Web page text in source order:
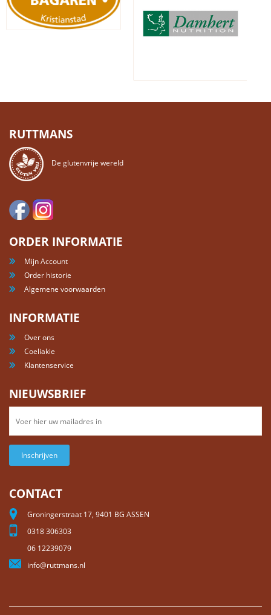
RUTTMANS
De glutenvrije wereld
ORDER INFORMATIE
Mijn Account
Order historie
Algemene voorwaarden
INFORMATIE
Over ons
Coeliakie
Klantenservice
NIEUWSBRIEF
Inschrijven
CONTACT
Groningerstraat 17, 9401 BG ASSEN
0318 306303
06 12239079
info@ruttmans.nl